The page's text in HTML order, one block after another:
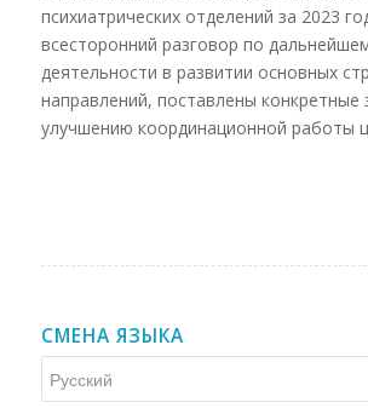
психиатрических отделений за 2023
всесторонний разговор по
деятельности в развитии основных
направлений, поставлены конкретные
улучшению координационной работы
СМЕНА ЯЗЫКА
языка